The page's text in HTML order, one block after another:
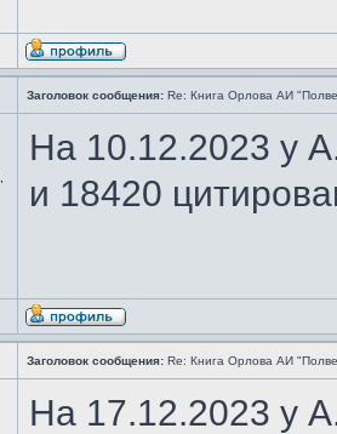
Заголовок сообщения: Re: Книга Орлова АИ
На 10.12.2023 у
и 18420
Заголовок сообщения: Re: Книга Орлова АИ
На 17.12.2023 у